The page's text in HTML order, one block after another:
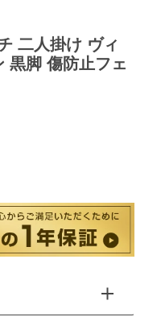
二人掛け ヴィ
黒脚 傷防止フェ